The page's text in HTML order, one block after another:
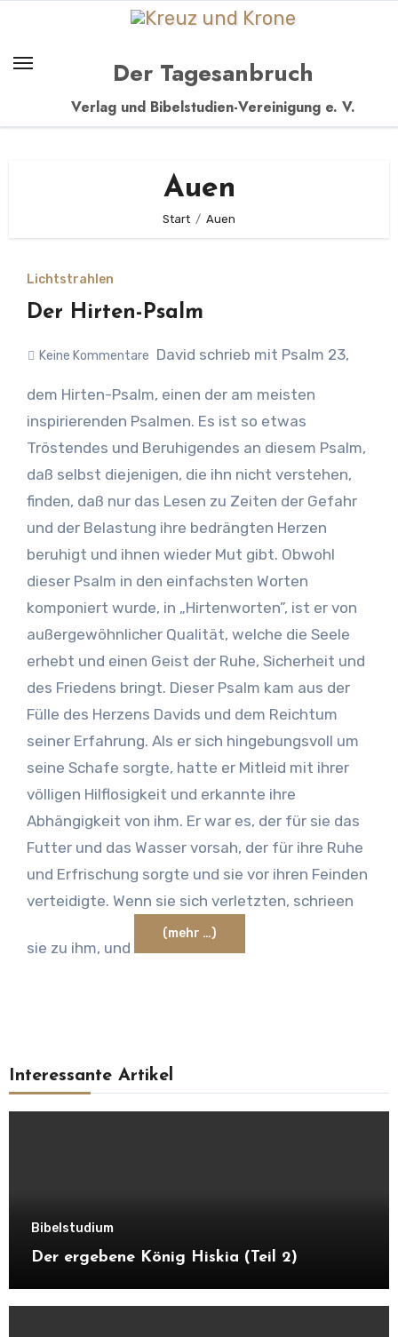
springen
Der Tagesanbruch
Verlag und Bibelstudien-Vereinigung e. V.
Auen
Start Auen
Lichtstrahlen
Der Hirten-Psalm
Keine Kommentare David schrieb mit Psalm 23,
dem Hirten-Psalm, einen der am meisten
inspirierenden Psalmen. Es ist so etwas
Tröstendes und Beruhigendes an diesem Psalm,
daß selbst diejenigen, die ihn nicht verstehen,
finden, daß nur das Lesen zu Zeiten der Gefahr
und der Belastung ihre bedrängten Herzen
beruhigt und ihnen wieder Mut gibt. Obwohl
dieser Psalm in den einfachsten Worten
komponiert wurde, in „Hirtenworten”, ist er von
außergewöhnlicher Qualität, welche die Seele
erhebt und einen Geist der Ruhe, Sicherheit und
des Friedens bringt. Dieser Psalm kam aus der
Fülle des Herzens Davids und dem Reichtum
seiner Erfahrung. Als er sich hingebungsvoll um
seine Schafe sorgte, hatte er Mitleid mit ihrer
völligen Hilflosigkeit und erkannte ihre
Abhängigkeit von ihm. Er war es, der für sie das
Futter und das Wasser vorsah, der für ihre Ruhe
und Erfrischung sorgte und sie vor ihren Feinden
verteidigte. Wenn sie sich verletzten, schrieen
sie zu ihm, und
(mehr …)
Interessante Artikel
Bibelstudium
Der ergebene König Hiskia (Teil 2)